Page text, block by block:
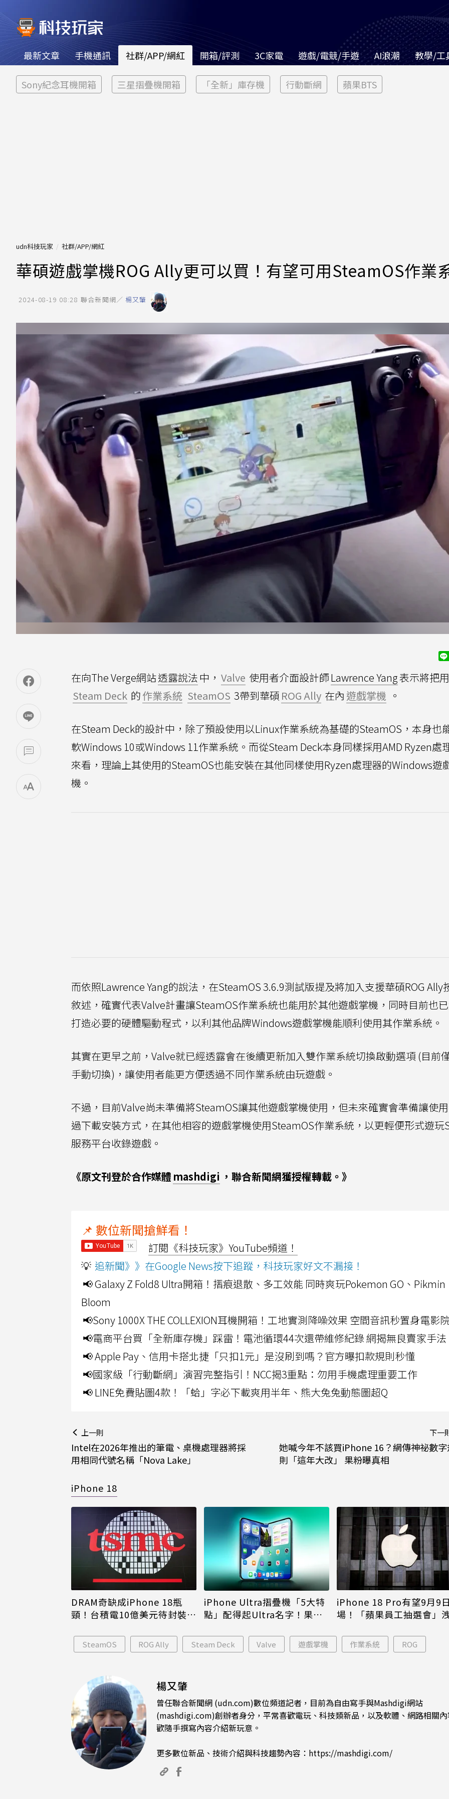
最新文章 手機通訊 社群/APP/網紅 開箱/評測 3C家電 遊戲/電競/手遊 AI浪潮 教學/工
Sony紀念耳機開箱 三星摺疊機開箱 「全新」庫存機 行動斷網 蘋果BTS
udn科技玩家 社群/APP/網紅
華碩遊戲掌機ROG Ally更可以買！有望可用SteamOS作業
2024-08-19 08:28 聯合新聞網／ 楊又肇
在向The Verge網站透露說法中， Valve 使用者介面設計師Lawrence Yang表示將把
Steam Deck 的作業系統 SteamOS 3帶到華碩 ROG Ally 在內 遊戲掌機 。
在Steam Deck的設計中，除了預設使用以Linux作業系統為基礎的SteamOS，本身也
軟Windows 10或Windows 11作業系統。而從Steam Deck本身同樣採用AMD Ryzen處
來看，理論上其使用的SteamOS也能安裝在其他同樣使用Ryzen處理器的Windows遊
機。
而依照Lawrence Yang的說法，在SteamOS 3.6.9測試版提及將加入支援華碩ROG Ally
敘述，確實代表Valve計畫讓SteamOS作業系統也能用於其他遊戲掌機，同時目前也
打造必要的硬體驅動程式，以利其他品牌Windows遊戲掌機能順利使用其作業系統。
其實在更早之前，Valve就已經透露會在後續更新加入雙作業系統切換啟動選項 (目前
手動切換)，讓使用者能更方便透過不同作業系統由玩遊戲。
不過，目前Valve尚未準備將SteamOS讓其他遊戲掌機使用，但未來確實會準備讓使
過下載安裝方式，在其他相容的遊戲掌機使用SteamOS作業系統，以更輕便形式遊玩
服務平台收錄遊戲。
《原文刊登於合作媒體 mashdigi ，聯合新聞網獲授權轉載。》
📌 數位新聞搶鮮看！
訂閱《科技玩家》YouTube頻道！
💡 追新聞》》在Google News按下追蹤，科技玩家好文不漏接！
📢 Galaxy Z Fold8 Ultra開箱！摺痕退散、多工效能 同時爽玩Pokemon GO、Pikmin
Bloom
📢Sony 1000X THE COLLEXION耳機開箱！工地實測降噪效果 空間音訊秒置身電影
📢電商平台買「全新庫存機」踩雷！電池循環44次還帶維修紀錄 網揭無良賣家手法
📢 Apple Pay、信用卡搭北捷「只扣1元」是沒刷到嗎？官方曝扣款規則秒懂
📢國家級「行動斷網」演習完整指引！NCC揭3重點：勿用手機處理重要工作
📢 LINE免費貼圖4款！「蛤」字必下載爽用半年、熊大兔兔動態圖超Q
上一則
Intel在2026年推出的筆電、桌機處理器將採
用相同代號名稱「Nova Lake」
下一
她喊今年不該買iPhone 16？網傳神祕數
則「這年大改」 果粉曝真相
iPhone 18
DRAM奇缺成iPhone 18瓶
頸！台積電10億美元待封裝晶
iPhone Ultra摺疊機「5大特
點」配得起Ultra名字！果粉
iPhone 18 Pro有望9月9
場！「蘋果員工抽選會」
SteamOS ROG Ally Steam Deck Valve 遊戲掌機 作業系統 ROG
楊又肇
曾任聯合新聞網 (udn.com)數位頻道記者，目前為自由寫手與Mashdigi網站
(mashdigi.com)創辦者身分，平常喜歡電玩、科技類新品，以及軟體、網路相關
歡隨手撰寫內容介紹新玩意。
更多數位新品、技術介紹與科技趨勢內容： https://mashdigi.com/